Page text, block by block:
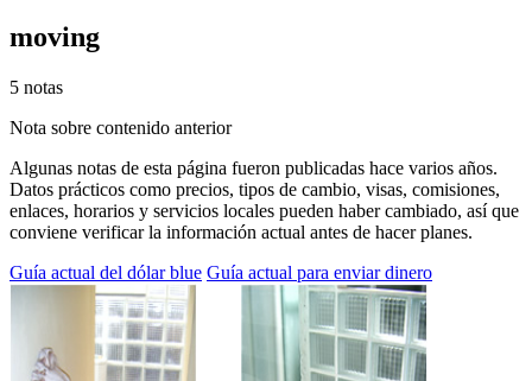
moving
5 notas
Nota sobre contenido anterior
Algunas notas de esta página fueron publicadas hace varios años.
Datos prácticos como precios, tipos de cambio, visas, comisiones,
enlaces, horarios y servicios locales pueden haber cambiado, así que
conviene verificar la información actual antes de hacer planes.
Guía actual del dólar blue Guía actual para enviar dinero